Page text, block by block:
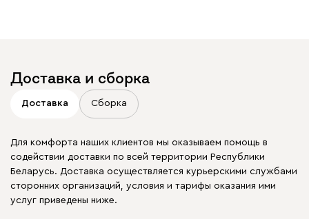
Доставка и сборка
Доставка Сборка
Для комфорта наших клиентов мы оказываем помощь в
содействии доставки по всей территории Республики
Беларусь. Доставка осуществляется курьерскими службами
сторонних организаций, условия и тарифы оказания ими
услуг приведены ниже.